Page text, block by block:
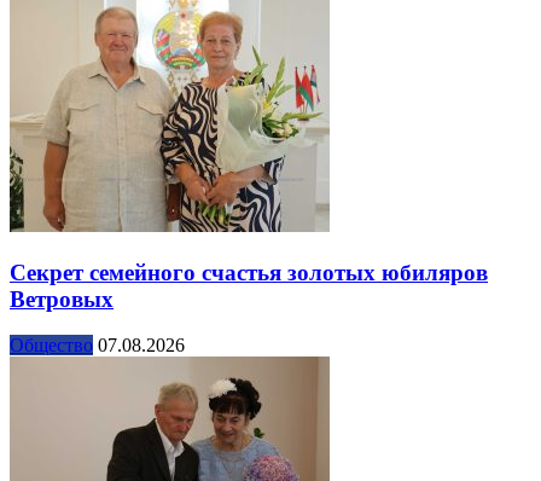
Секрет семейного счастья золотых юбиляров
Ветровых
Общество 07.08.2026